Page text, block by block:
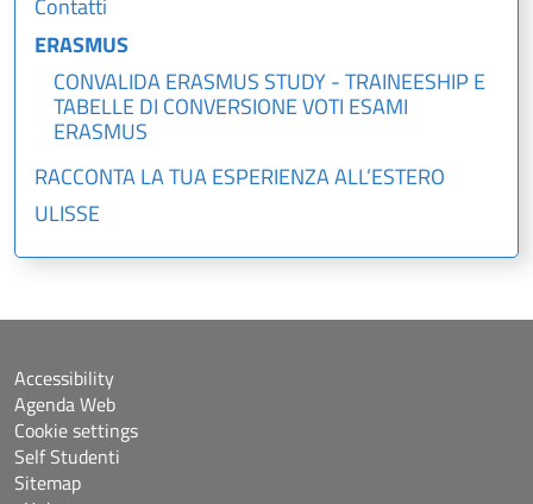
Contatti
ERASMUS
CONVALIDA ERASMUS STUDY - TRAINEESHIP E
TABELLE DI CONVERSIONE VOTI ESAMI
ERASMUS
RACCONTA LA TUA ESPERIENZA ALL’ESTERO
ULISSE
Accessibility
Agenda Web
Cookie settings
Self Studenti
Sitemap